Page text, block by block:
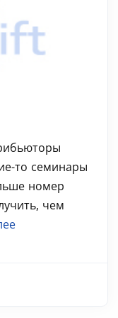
то семинары
номер
чем